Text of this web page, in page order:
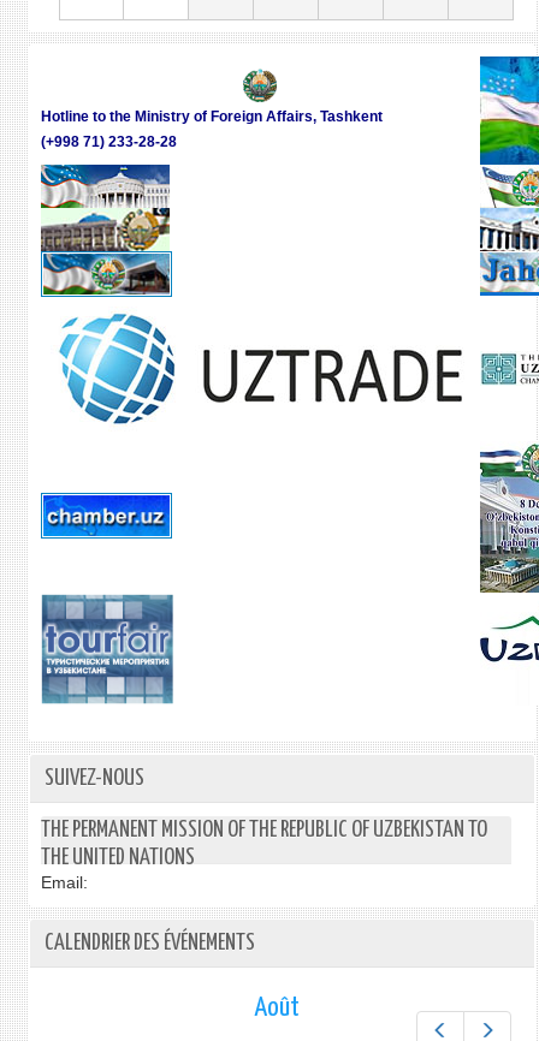
Hotline to the Ministry of Foreign Affairs, Tashkent
(+998 71) 233-28-28
SUIVEZ-NOUS
THE PERMANENT MISSION OF THE REPUBLIC OF UZBEKISTAN TO
THE UNITED NATIONS
Email:
CALENDRIER DES ÉVÉNEMENTS
Préc.
Août